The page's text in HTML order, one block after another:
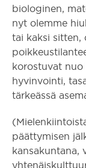
biologinen,
nyt olemme
tai kaksi sitten,
korostuvat
hyvinvointi,
tärkeässä
päättymisen
kansakuntana,